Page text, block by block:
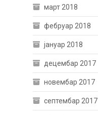
март 2018
фебруар 2018
јануар 2018
децембар 2017
новембар 2017
септембар 2017